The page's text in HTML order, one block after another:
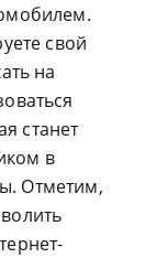
свой
на
станет
в
Отметим,